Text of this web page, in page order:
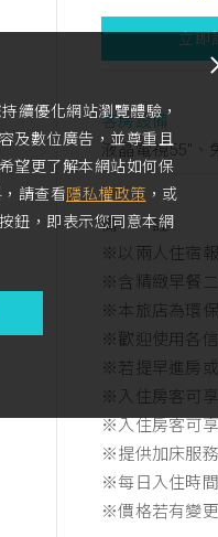
立即
客房設備
液晶電視55"、
備 註 :
※以兩人住宿報
※含精緻早餐二
※本旅店為環
※歡迎使用各
※若提早進房
※入住房客可
※入住房客可
※提供加床服務
※每日入住時
※價格若有變
續優化網站瀏覽體驗，
及數位廣告，並尊重且
望更了解本網站如何保
請查看隱私權政策 ，或
鈕，即表示您同意本網